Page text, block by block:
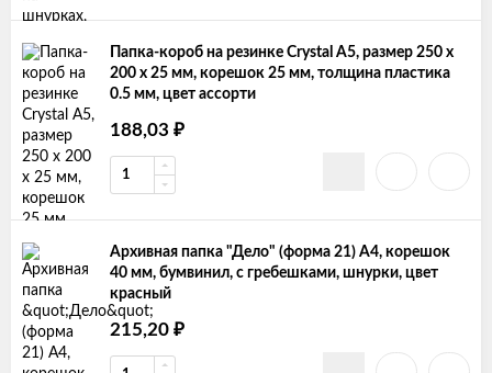
Папка-короб на резинке Crystal А5, размер 250 х
200 х 25 мм, корешок 25 мм, толщина пластика
0.5 мм, цвет ассорти
188,03 ₽
Архивная папка "Дело" (форма 21) А4, корешок
40 мм, бумвинил, с гребешками, шнурки, цвет
красный
215,20 ₽